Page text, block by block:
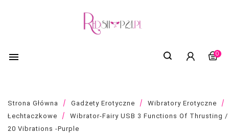
 0
Strona Główna Gadżety Erotyczne
Wibratory Erotyczne
Łechtaczkowe
Wibrator-Fairy USB 3 Functions Of Thrusting /
20 Vibrations -Purple